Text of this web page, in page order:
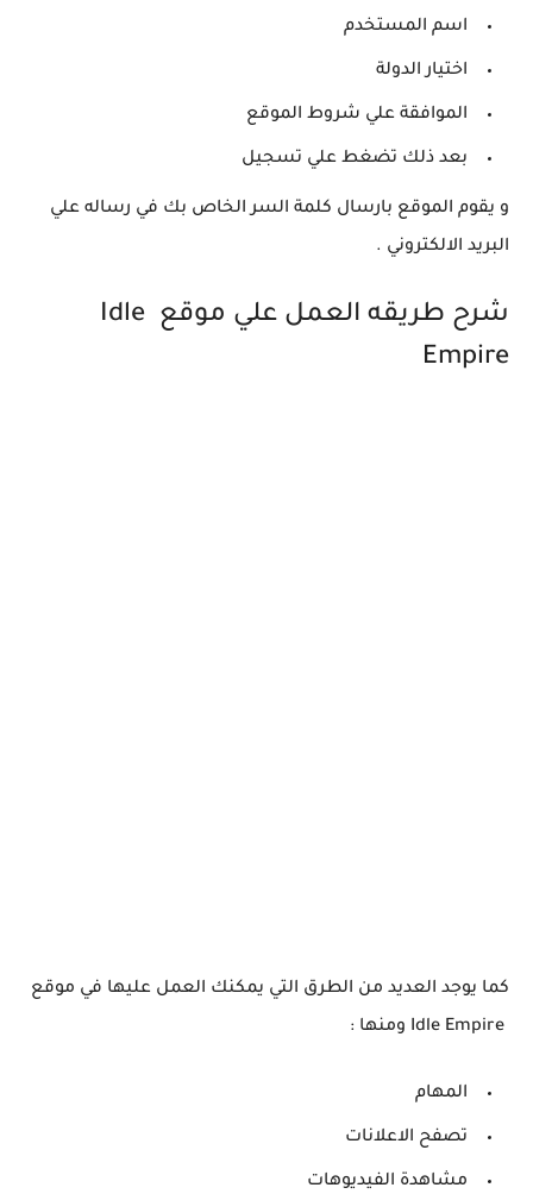
اسم المستخدم
اختيار الدولة
الموافقة علي شروط الموقع
بعد ذلك تضغط علي تسجيل
و يقوم الموقع بارسال كلمة السر الخاص بك في رساله علي
البريد الالكتروني .
شرح طريقه العمل علي موقع Idle
Empire
كما يوجد العديد من الطرق التي يمكنك العمل عليها في موقع
المهام
تصفح الاعلانات
مشاهدة الفيديوهات